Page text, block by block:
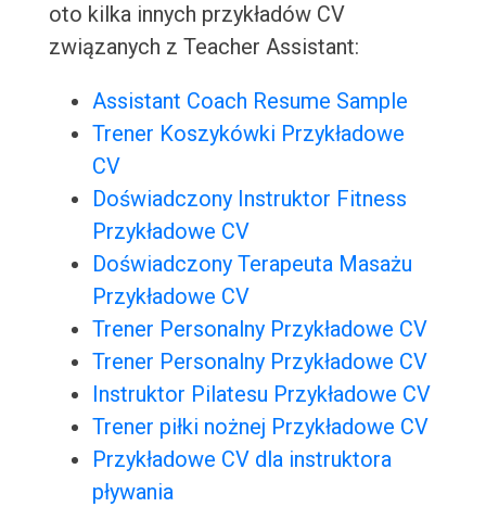
oto kilka innych przykładów CV
związanych z Teacher Assistant:
Assistant Coach Resume Sample
Trener Koszykówki Przykładowe
CV
Doświadczony Instruktor Fitness
Przykładowe CV
Doświadczony Terapeuta Masażu
Przykładowe CV
Trener Personalny Przykładowe CV
Trener Personalny Przykładowe CV
Instruktor Pilatesu Przykładowe CV
Trener piłki nożnej Przykładowe CV
Przykładowe CV dla instruktora
pływania